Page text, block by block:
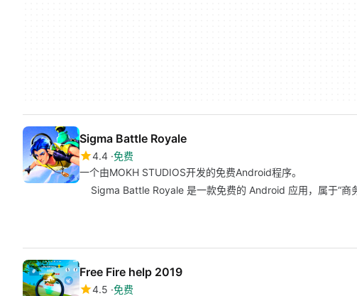
Sigma Battle Royale
4.4 免费
一个由MOKH STUDIOS开发的免费Android程序。
Sigma Battle Royale 是一款免费的 Android 应用，属于“商
Free Fire help 2019
4.5 免费